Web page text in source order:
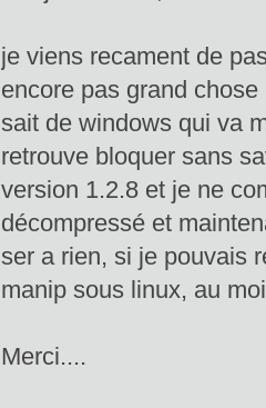
je viens recament de
encore pas grand
sait de windows qui va
retrouve bloquer sans
version 1.2.8 et je ne
décompressé et
ser a rien, si je pouvais
manip sous linux, au
Merci....